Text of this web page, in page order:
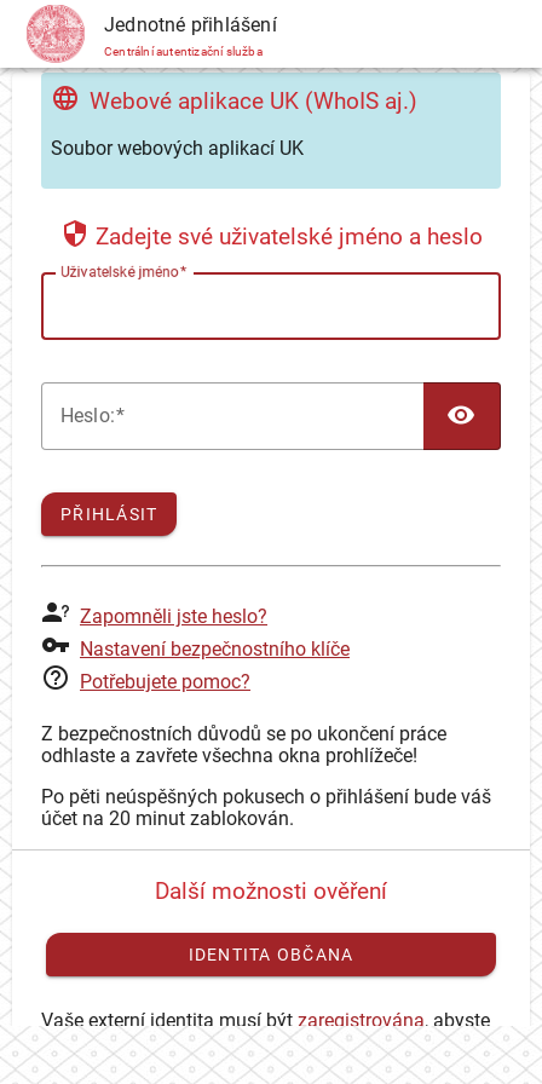
CAS Jednotné přihlášení
Centrální autentizační služba
Webové aplikace UK (WhoIS aj.)
Soubor webových aplikací UK
Zadejte své uživatelské jméno a heslo
Uživatelské jméno
Heslo:
PŘIHLÁSIT
Zapomněli jste heslo?
Nastavení bezpečnostního klíče
Potřebujete pomoc?
Z bezpečnostních důvodů se po ukončení práce
odhlaste a zavřete všechna okna prohlížeče!
Po pěti neúspěšných pokusech o přihlášení bude váš
účet na 20 minut zablokován.
Další možnosti ověření
IDENTITA OBČANA
Vaše externí identita musí být zaregistrována, abyste
se mohli přihlásit ke svému CAS účtu.